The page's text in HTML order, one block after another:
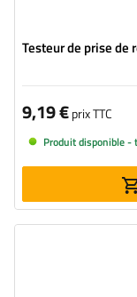
Testeur de prise de
9,19 €prix TTC
Produit disponible -